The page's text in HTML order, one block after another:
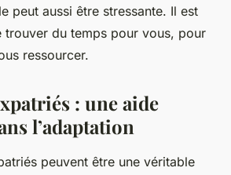
peut aussi être stressante. Il est
trouver du temps pour vous, pour
ressourcer.
: une aide
l’adaptation
peuvent être une véritable